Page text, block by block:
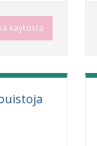
käytöstä